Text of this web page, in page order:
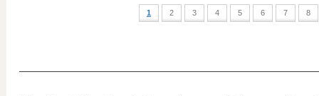
1 2 3 4 5 6 7 8